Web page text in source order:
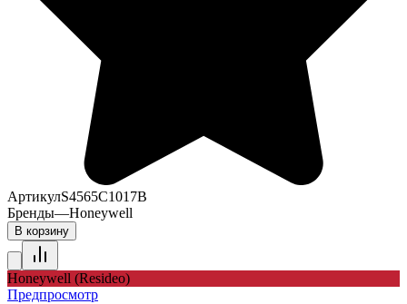
АртикулS4565C1017B
Бренды—Honeywell
В корзину
Honeywell (Resideo)
Предпросмотр